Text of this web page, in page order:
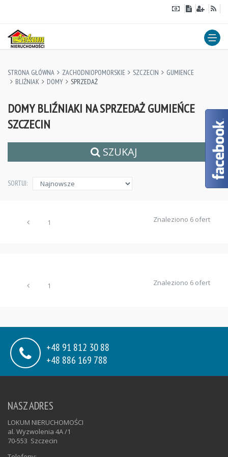
STRONA GŁÓWNA ZACHODNIOPOMORSKIE SZCZECIN
GUMIENCE
BLIŹNIAK
DOMY SPRZEDAŻ
DOMY BLIŹNIAKI NA SPRZEDAŻ GUMIEŃCE
SZCZECIN
SZUKAJ
SORTUJ:
1 Znaleziono 6 ofert
1 Znaleziono 6 ofert
+48 91 812 30 88
+48 886 169 788
NASZ ADRES
LOKUM NIERUCHOMOŚCI
al. Wyzwolenia 4A /1
70-553 Szczecin